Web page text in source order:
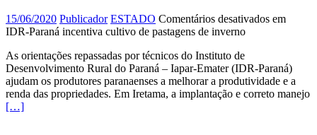
15/06/2020 Publicador ESTADO Comentários desativados em
IDR-Paraná incentiva cultivo de pastagens de inverno
As orientações repassadas por técnicos do Instituto de
Desenvolvimento Rural do Paraná – Iapar-Emater (IDR-Paraná)
ajudam os produtores paranaenses a melhorar a produtividade e a
renda das propriedades. Em Iretama, a implantação e correto manejo
[…]